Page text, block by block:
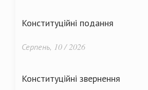
Конституційні подання
Серпень, 10 / 2026
Конституційні звернення